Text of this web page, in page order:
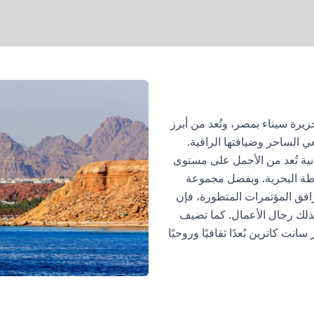
سيناء بمصر، وتُعد من أبرز
الساحر وضيافتها الراقية.
تُعد من الأجمل على مستوى
البحرية. وبفضل مجموعة
المؤتمرات المتطورة، فإن
رجال الأعمال. كما تضيف
سانت كاترين بُعدًا ثقافيًا وروحيًا